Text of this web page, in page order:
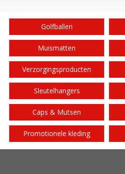
Golfballen
Muismatten
Verzorgingsproducten
Sleutelhangers
Caps & Mutsen
Promotionele kleding